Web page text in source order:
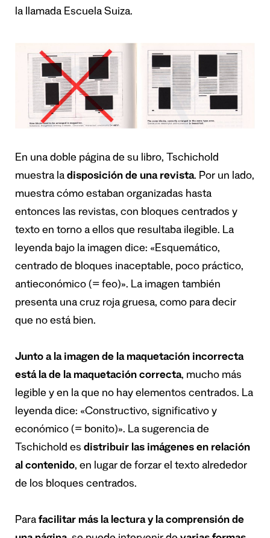
la llamada Escuela Suiza.
En una doble página de su libro, Tschichold
muestra la disposición de una revista. Por un lado,
muestra cómo estaban organizadas hasta
entonces las revistas, con bloques centrados y
texto en torno a ellos que resultaba ilegible. La
leyenda bajo la imagen dice: «Esquemático,
centrado de bloques inaceptable, poco práctico,
antieconómico (= feo)». La imagen también
presenta una cruz roja gruesa, como para decir
que no está bien.
Junto a la imagen de la maquetación incorrecta
está la de la maquetación correcta, mucho más
legible y en la que no hay elementos centrados. La
leyenda dice: «Constructivo, significativo y
económico (= bonito)». La sugerencia de
Tschichold es distribuir las imágenes en relación
al contenido, en lugar de forzar el texto alrededor
de los bloques centrados.
Para facilitar más la lectura y la comprensión de